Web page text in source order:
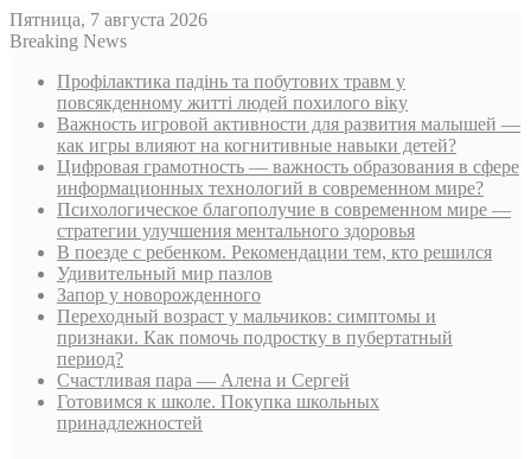
Пятница, 7 августа 2026
Breaking News
Профілактика падінь та побутових травм у
повсякденному житті людей похилого віку
Важность игровой активности для развития малышей —
как игры влияют на когнитивные навыки детей?
Цифровая грамотность — важность образования в сфере
информационных технологий в современном мире?
Психологическое благополучие в современном мире —
стратегии улучшения ментального здоровья
В поезде с ребенком. Рекомендации тем, кто решился
Удивительный мир пазлов
Запор у новорожденного
Переходный возраст у мальчиков: симптомы и
признаки. Как помочь подростку в пубертатный
период?
Счастливая пара — Алена и Сергей
Готовимся к школе. Покупка школьных
принадлежностей